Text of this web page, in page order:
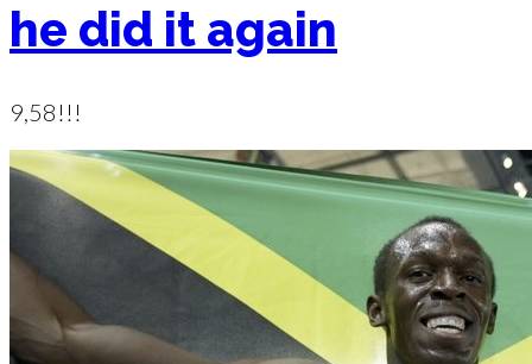
he did it again
9,58!!!